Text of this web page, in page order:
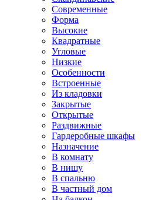
Современные
Форма
Высокие
Квадратные
Угловые
Низкие
Особенности
Встроенные
Из кладовки
Закрытые
Открытые
Раздвижные
Гардеробные шкафы
Назначение
В комнату
В нишу
В спальню
В частный дом